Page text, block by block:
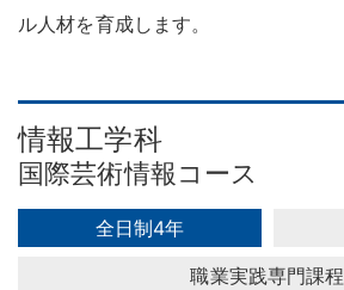
ル人材を育成します。
情報工学科
国際芸術情報コース
全日制4年
職業実践専門課程